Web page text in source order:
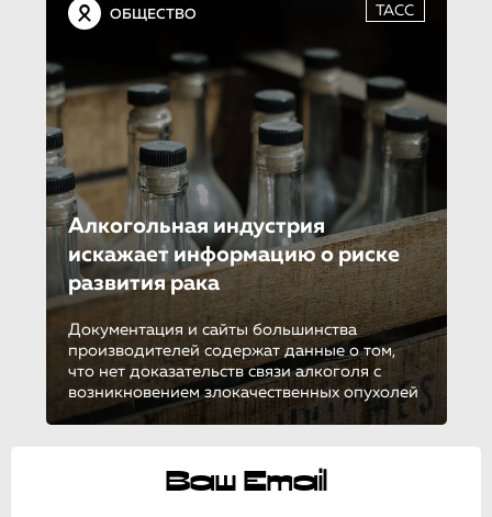
ОБЩЕСТВО ТАСС
Алкогольная индустрия
искажает информацию о риске
развития рака
Документация и сайты большинства
производителей содержат данные о том,
что нет доказательств связи алкоголя с
возникновением злокачественных опухолей
Ваш Email